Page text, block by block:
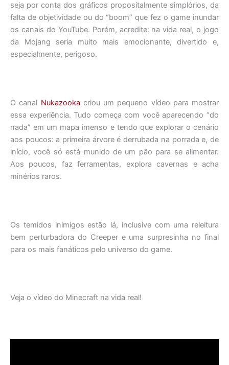
seja por conta dos gráficos propositalmente simplórios, da
falta de objetividade ou do “boom” que fez o game inundar
os canais do YouTube. Porém, acredite: na vida real, o jogo
da Mojang seria muito mais emocionante, divertido e,
especialmente, perigoso.
O canal Nukazooka criou um pequeno vídeo para mostrar
essa experiência. Tudo começa com você aparecendo “do
nada” em um mapa imenso e tendo que explorar o cenário
aos poucos: a primeira árvore é derrubada na porrada e, de
início, você só está munido de um pão para se alimentar.
Aos poucos, faz ferramentas, explora cavernas e acha
minérios raros.
Os temidos inimigos estão lá, inclusive com uma releitura
bem perturbadora do Creeper e uma surpresinha no final
para os mais fanáticos pelo universo do game.
Veja o vídeo do Minecraft na vida real!